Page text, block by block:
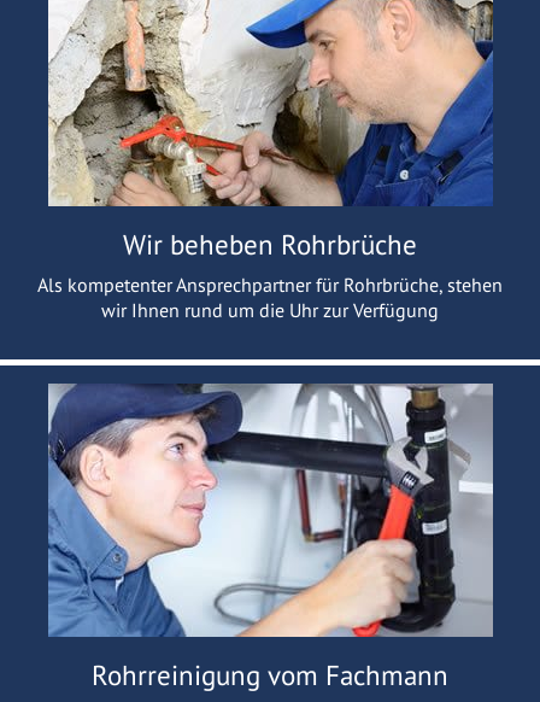
Wir beheben Rohrbrüche
Als kompetenter Ansprechpartner für Rohrbrüche, stehen
wir Ihnen rund um die Uhr zur Verfügung
Rohrreinigung vom Fachmann